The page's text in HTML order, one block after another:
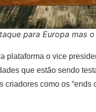
para Europa mas
plataforma o vice
que estão sendo
como os